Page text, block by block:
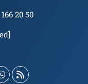
20 50